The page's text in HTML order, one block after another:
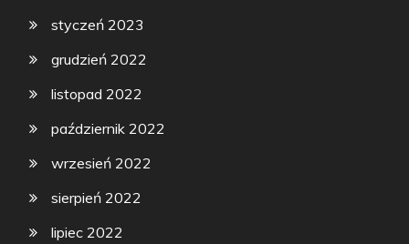
styczeń 2023
grudzień 2022
listopad 2022
październik 2022
wrzesień 2022
sierpień 2022
lipiec 2022